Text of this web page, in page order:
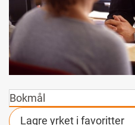
Bokmål
Lagre yrket i favoritter